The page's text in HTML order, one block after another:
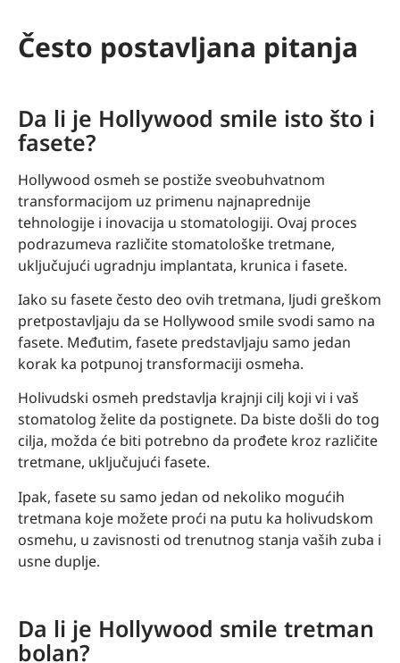
Često postavljana pitanja
Da li je Hollywood smile isto što i
fasete?
Hollywood osmeh se postiže sveobuhvatnom
transformacijom uz primenu najnaprednije
tehnologije i inovacija u stomatologiji. Ovaj proces
podrazumeva različite stomatološke tretmane,
uključujući ugradnju implantata, krunica i fasete.
Iako su fasete često deo ovih tretmana, ljudi greškom
pretpostavljaju da se Hollywood smile svodi samo na
fasete. Međutim, fasete predstavljaju samo jedan
korak ka potpunoj transformaciji osmeha.
Holivudski osmeh predstavlja krajnji cilj koji vi i vaš
stomatolog želite da postignete. Da biste došli do tog
cilja, možda će biti potrebno da prođete kroz različite
tretmane, uključujući fasete.
Ipak, fasete su samo jedan od nekoliko mogućih
tretmana koje možete proći na putu ka holivudskom
osmehu, u zavisnosti od trenutnog stanja vaših zuba i
usne duplje.
Da li je Hollywood smile tretman
bolan?